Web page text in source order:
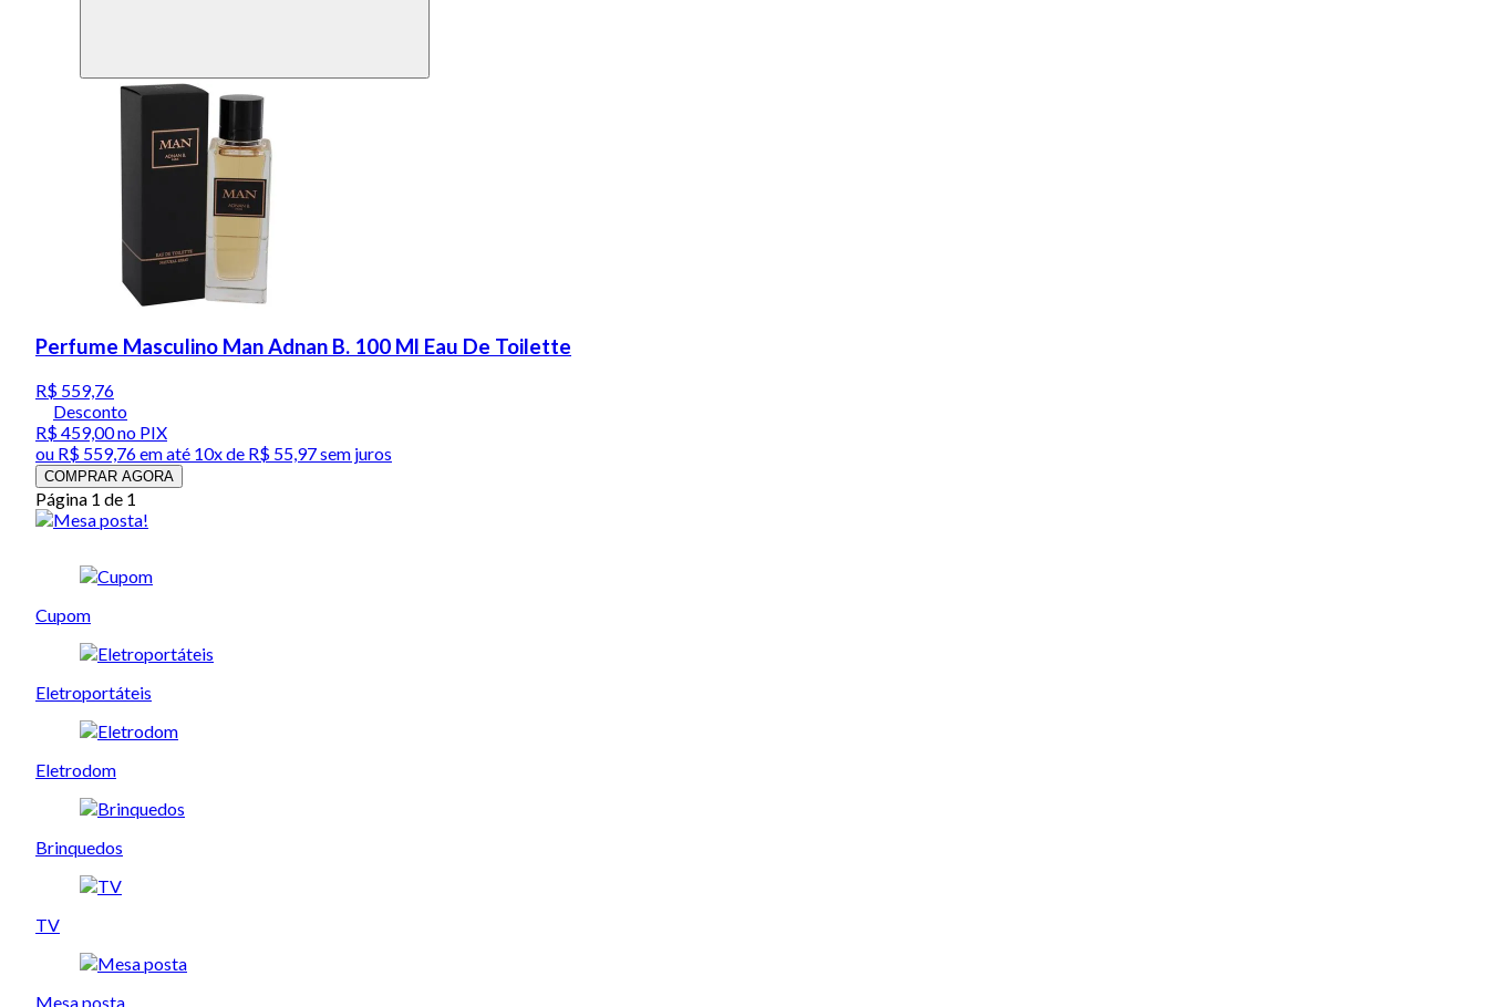
Perfume Masculino Man Adnan B. 100 Ml Eau De Toilette
R$ 559,76
Desconto
R$ 459,00no PIX
ou R$ 559,76em até 10x de R$ 55,97 sem juros
COMPRAR AGORA
Página 1 de 1
Cupom
Eletroportáteis
Eletrodom
Brinquedos
TV
Mesa posta